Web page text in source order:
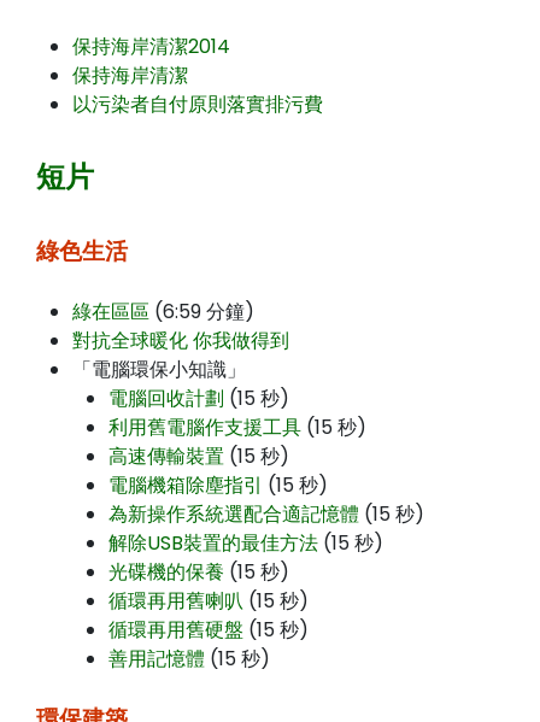
保持海岸清潔2014
保持海岸清潔
以污染者自付原則落實排污費
短片
綠色生活
綠在區區 (6:59 分鐘)
對抗全球暖化 你我做得到
「電腦環保小知識」
電腦回收計劃 (15 秒)
利用舊電腦作支援工具 (15 秒)
高速傳輸裝置 (15 秒)
電腦機箱除塵指引 (15 秒)
為新操作系統選配合適記憶體 (15 秒)
解除USB裝置的最佳方法 (15 秒)
光碟機的保養 (15 秒)
循環再用舊喇叭 (15 秒)
循環再用舊硬盤 (15 秒)
善用記憶體 (15 秒)